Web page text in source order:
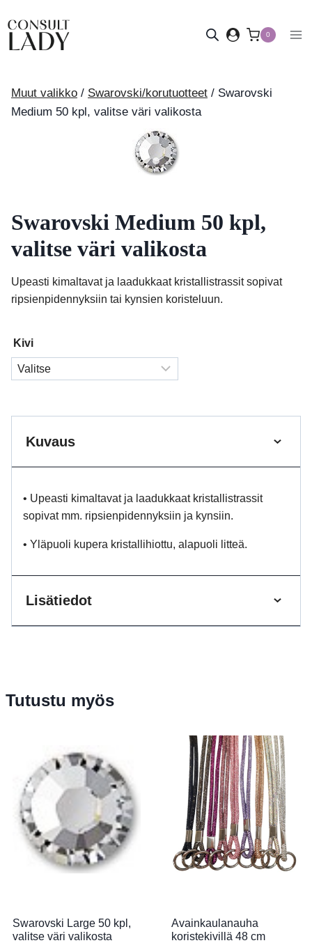
sisältöön
0
Muut valikko / Swarovski/korutuotteet / Swarovski
Medium 50 kpl, valitse väri valikosta
Swarovski Medium 50 kpl,
valitse väri valikosta
Upeasti kimaltavat ja laadukkaat kristallistrassit sopivat
ripsienpidennyksiin tai kynsien koristeluun.
Kivi
Kuvaus
• Upeasti kimaltavat ja laadukkaat kristallistrassit
sopivat mm. ripsienpidennyksiin ja kynsiin.
• Yläpuoli kupera kristallihiottu, alapuoli litteä.
Lisätiedot
Tutustu myös
Swarovski Large 50 kpl,
valitse väri valikosta
Avainkaulanauha
koristekivillä 48 cm